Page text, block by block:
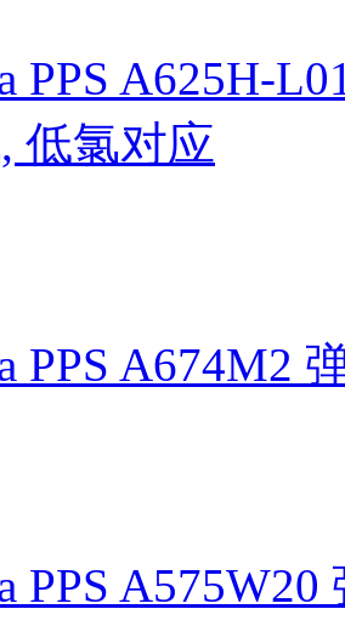
PPS A625H-
低氯对应
PPS A674M2
PPS